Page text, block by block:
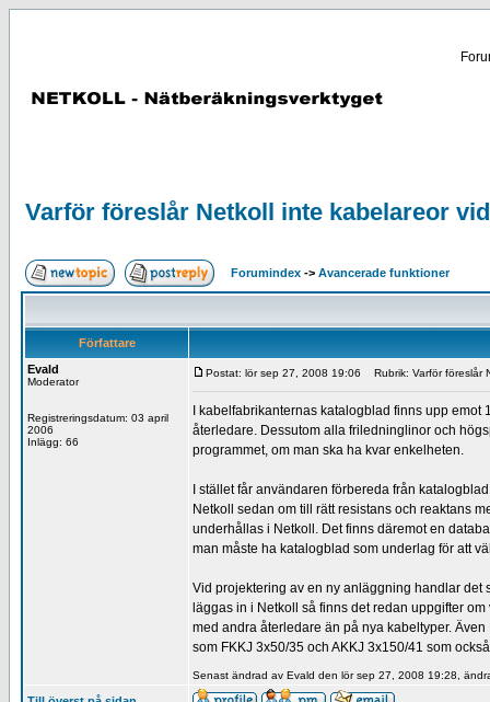
Varför föreslår Netkoll inte kabelareor
Forumindex -> Avancerade funktioner
Författare
Evald
Moderator
Registreringsdatum: 03 april
2006
Inlägg: 66
Postat: lör sep 27, 2008 19:06 Rubrik: Varför föreslår
I kabelfabrikanternas katalogblad finns upp
återledare. Dessutom alla friledninglinor och
programmet, om man ska ha kvar enkelheten.
I stället får användaren förbereda från
Netkoll sedan om till rätt resistans och reaktans
underhållas i Netkoll. Det finns däremot en
man måste ha katalogblad som underlag för att
Vid projektering av en ny anläggning handlar det
läggas in i Netkoll så finns det redan uppgifter
med andra återledare än på nya kabeltyper.
som FKKJ 3x50/35 och AKKJ 3x150/41 som
Senast ändrad av Evald den lör sep 27, 2008 19:28,